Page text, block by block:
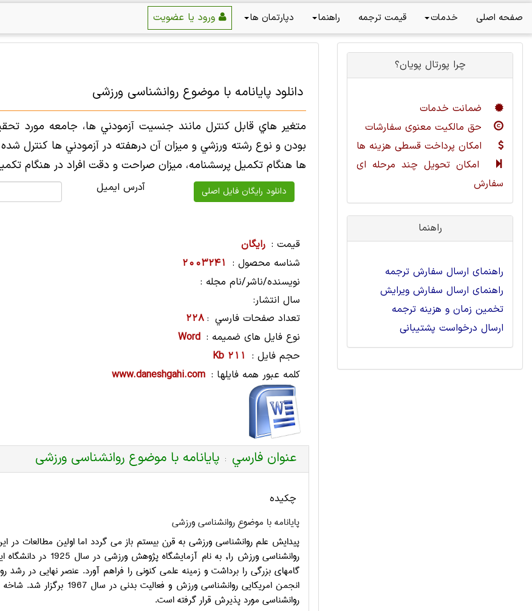
صفحه اصلی خدمات قیمت ترجمه راهنما دپارتمان ها
دانلود پایانامه با موضوع روانشناسی ورزشی
متغير هاي قابل كنترل مانند جنسيت آزمودني ها، جامعه مورد
بودن و نوع رشته ورزشي و ميزان آن درهفته در آزمودني ها كنترل
ها هنگام تكميل پرسشنامه، ميزان صراحت و دقت افراد در هنگام
آدرس ایمیل
قیمت : رایگان
شناسه محصول : 2003241
نویسنده/ناشر/نام مجله :
سال انتشار:
تعداد صفحات فارسي :
228
نوع فایل های ضمیمه : Word
حجم فایل : 211 Kb
کلمه عبور همه فایلها : www.daneshgahi.com
عنوان فارسي : پایانامه با موضوع روانشناسی ورزشی
چکیده
پایانامه با موضوع روانشناسی ورزشی
روانشناسي مورد پذيرش قرار گرفته است.
چرا پورتال پویان؟
ضمانت خدمات
حق مالکیت معنوی سفارشات
امکان پرداخت قسطی هزینه ها
امکان تحویل چند مرحله ای
سفارش
راهنما
راهنمای ارسال سفارش ترجمه
راهنمای ارسال سفارش ویرایش
تخمین زمان و هزینه ترجمه
ارسال درخواست پشتیبانی